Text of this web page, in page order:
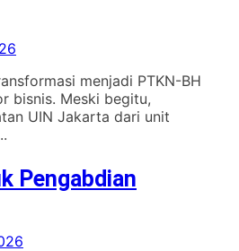
menjadi PTKN-BH
bisnis. Meski begitu,
UIN Jakarta dari unit
Pengabdian